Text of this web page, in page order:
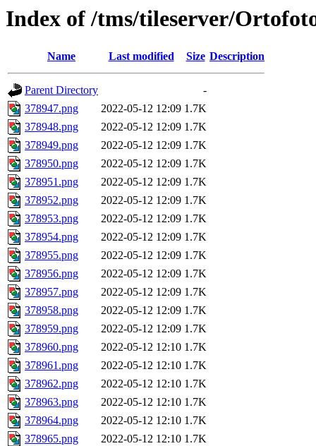
Index of /tms/tileserver/
Name Last modified Size Description
Parent Directory
-
378947.png
2022-05-12 12:09 1.7K
378948.png
2022-05-12 12:09 1.7K
378949.png
2022-05-12 12:09 1.7K
378950.png
2022-05-12 12:09 1.7K
378951.png
2022-05-12 12:09 1.7K
378952.png
2022-05-12 12:09 1.7K
378953.png
2022-05-12 12:09 1.7K
378954.png
2022-05-12 12:09 1.7K
378955.png
2022-05-12 12:09 1.7K
378956.png
2022-05-12 12:09 1.7K
378957.png
2022-05-12 12:09 1.7K
378958.png
2022-05-12 12:09 1.7K
378959.png
2022-05-12 12:09 1.7K
378960.png
2022-05-12 12:10 1.7K
378961.png
2022-05-12 12:10 1.7K
378962.png
2022-05-12 12:10 1.7K
378963.png
2022-05-12 12:10 1.7K
378964.png
2022-05-12 12:10 1.7K
378965.png
2022-05-12 12:10 1.7K